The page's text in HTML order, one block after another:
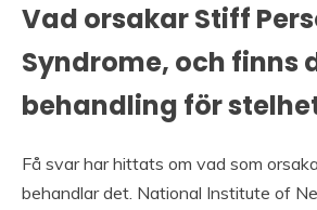
Vad orsakar Stiff
Syndrome, och finns
behandling för
Få svar har hittats om vad som
behandlar det. National Institute of